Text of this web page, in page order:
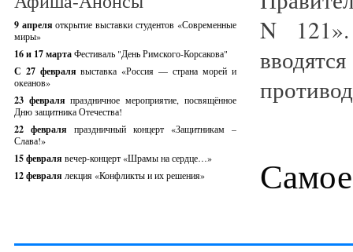
9 апреляоткрытие выставки студентов «Современные
миры»
16 и 17 мартаФестиваль "День Римского-Корсакова"
С 27 февралявыставка «Россия — страна морей и
океанов»
23 февраляпраздничное мероприятие, посвящённое
Дню защитника Отечества!
22 февраля праздничный концерт «Защитникам –
Слава!»
15 февраля вечер-концерт «Шрамы на сердце…»
12 февраля лекция «Конфликты и их решения»
N 121».